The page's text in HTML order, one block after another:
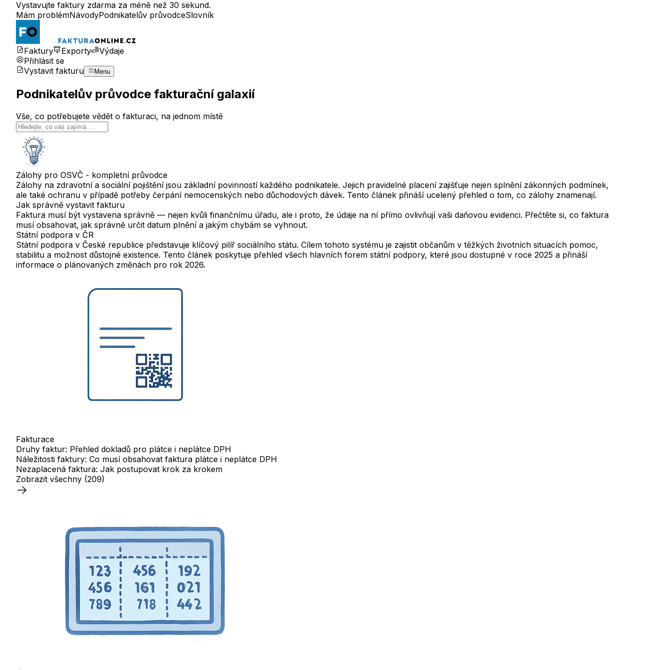
Vystavujte faktury zdarma za méně než 30 sekund.
Mám problémNávodyPodnikatelův průvodceSlovník
Faktury Exporty
Výdaje
Přihlásit se
Vystavit fakturu
Menu
Podnikatelův průvodce fakturační galaxií
Vše, co potřebujete vědět o fakturaci, na jednom místě
Zálohy pro OSVČ - kompletní průvodce
Zálohy na zdravotní a sociální pojištění jsou základní povinností každého podnikatele. Jejich pravidelné placení zajišťuje nejen splnění zákonných podmínek,
ale také ochranu v případě potřeby čerpání nemocenských nebo důchodových dávek. Tento článek přináší ucelený přehled o tom, co zálohy znamenají.
Jak správně vystavit fakturu
Faktura musí být vystavena správně — nejen kvůli finančnímu úřadu, ale i proto, že údaje na ní přímo ovlivňují vaši daňovou evidenci. Přečtěte si, co faktura
musí obsahovat, jak správně určit datum plnění a jakým chybám se vyhnout.
Státní podpora v ČR
Státní podpora v České republice představuje klíčový pilíř sociálního státu. Cílem tohoto systému je zajistit občanům v těžkých životních situacích pomoc,
stabilitu a možnost důstojné existence. Tento článek poskytuje přehled všech hlavních forem státní podpory, které jsou dostupné v roce 2025 a přináší
informace o plánovaných změnách pro rok 2026.
Fakturace
Druhy faktur: Přehled dokladů pro plátce i neplátce DPH
Náležitosti faktury: Co musí obsahovat faktura plátce i neplátce DPH
Nezaplacená faktura: Jak postupovat krok za krokem
Zobrazit všechny (209)